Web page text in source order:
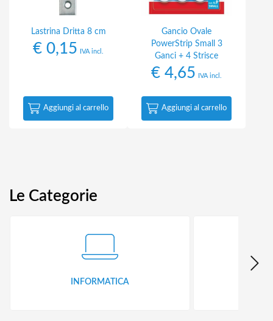
Lastrina Dritta 8 cm
€ 0,15 IVA incl.
Aggiungi al carrello
Gancio Ovale
PowerStrip Small 3
Ganci + 4 Strisce
€ 4,65 IVA incl.
Aggiungi al carrello
Le Categorie
INFORMATICA